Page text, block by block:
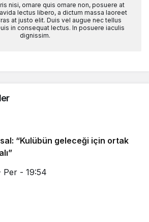
nisi, ornare quis ornare non, posuere at
lectus libero, a dictum massa laoreet
at justo elit. Duis vel augue nec tellus
in consequat lectus. In posuere iaculis
dignissim.
“Kulübün geleceği için ortak
- 19:54